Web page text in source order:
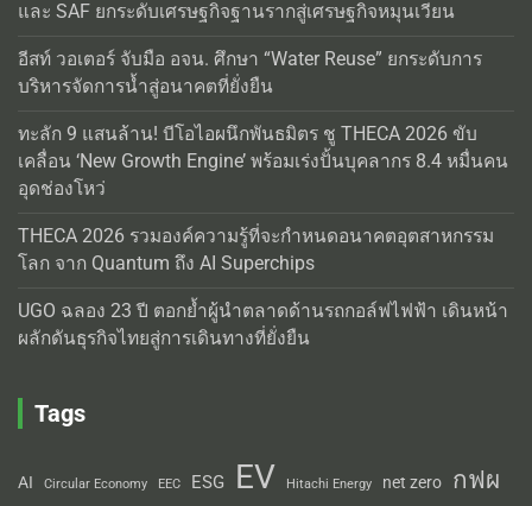
และ SAF ยกระดับเศรษฐกิจฐานรากสู่เศรษฐกิจหมุนเวียน
อีสท์ วอเตอร์ จับมือ อจน. ศึกษา “Water Reuse” ยกระดับการ
บริหารจัดการน้ำสู่อนาคตที่ยั่งยืน
ทะลัก 9 แสนล้าน! บีโอไอผนึกพันธมิตร ชู THECA 2026 ขับ
เคลื่อน ‘New Growth Engine’ พร้อมเร่งปั้นบุคลากร 8.4 หมื่นคน
อุดช่องโหว่
THECA 2026 รวมองค์ความรู้ที่จะกำหนดอนาคตอุตสาหกรรม
โลก จาก Quantum ถึง AI Superchips
UGO ฉลอง 23 ปี ตอกย้ำผู้นำตลาดด้านรถกอล์ฟไฟฟ้า เดินหน้า
ผลักดันธุรกิจไทยสู่การเดินทางที่ยั่งยืน
Tags
AI Circular Economy EEC ESG EV Hitachi Energy net zero กฟผ